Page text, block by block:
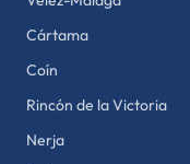
Cártama
Coín
Rincón de la Victoria
Nerja